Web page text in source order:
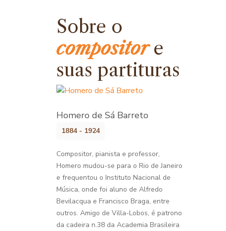
Sobre o
compositore
suas partituras
Homero de Sá Barreto
1884 - 1924
Compositor, pianista e professor,
Homero mudou-se para o Rio de Janeiro
e frequentou o Instituto Nacional de
Música, onde foi aluno de Alfredo
Bevilacqua e Francisco Braga, entre
outros. Amigo de Villa-Lobos, é patrono
da cadeira n.38 da Academia Brasileira